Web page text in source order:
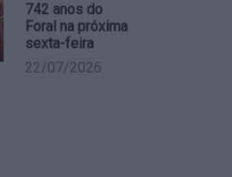
742 anos do
Foral na próxima
sexta-feira
22/07/2026